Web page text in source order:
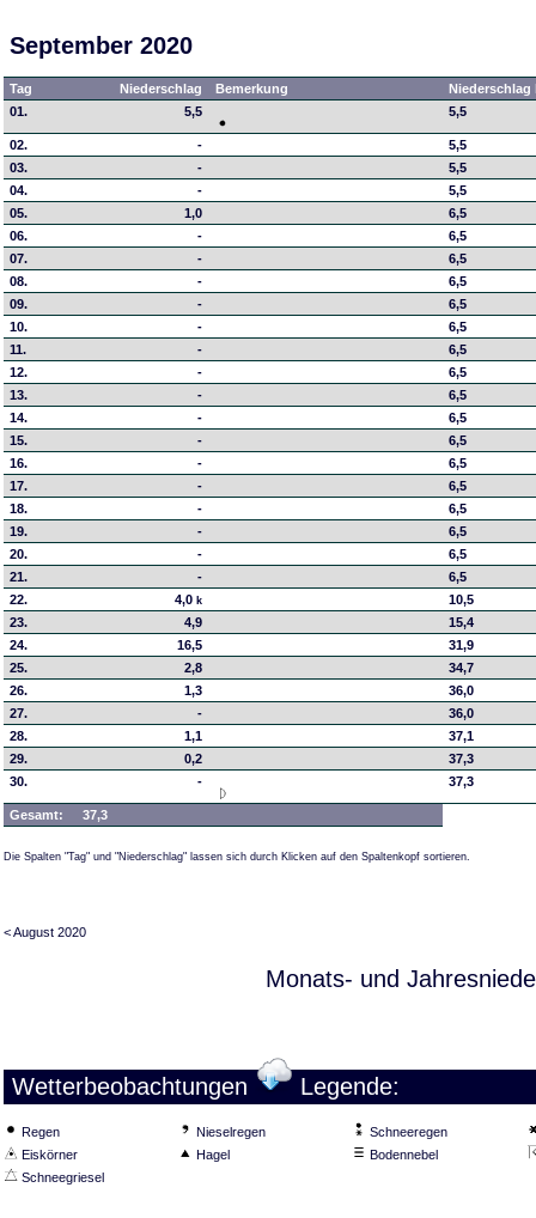
September 2020
Tag Niederschlag Bemerkung
01.
5,5 5,5
02. -
5,5
03.
-
5,5
04.
-
5,5
05.
1,0
6,5
06.
-
6,5
07.
-
6,5
08.
-
6,5
09.
-
6,5
10.
-
6,5
11.
-
6,5
12.
-
6,5
13.
-
6,5
14.
-
6,5
15.
-
6,5
16.
-
6,5
17.
-
6,5
18.
-
6,5
19.
-
6,5
20.
-
6,5
21.
-
6,5
22.
4,0k
10,5
23.
4,9
15,4
24.
16,5
31,9
25.
2,8
34,7
26.
1,3
36,0
27.
-
36,0
28.
1,1
37,1
29.
0,2
37,3
30.
- 37,3
Gesamt: 37,3
Die Spalten "Tag" und "Niederschlag" lassen sich durch Klicken auf den Spaltenkopf sortieren.
< August 2020
Monats- und
Wetterbeobachtungen Legende:
Regen Nieselregen
Schneeregen
Eiskörner
Hagel
Bodennebel
Schneegriesel